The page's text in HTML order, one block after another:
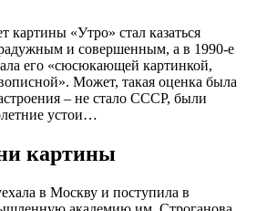
картины «Утро» стал казаться
и совершенным, а в 1990-е
его «сюсюкающей картинкой,
Может, такая оценка была
– не стало СССР, были
устои…
картины
в Москву и поступила в